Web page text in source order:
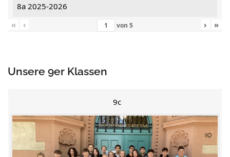
8a 2025-2026
«
‹ von 5 › »
Unsere 9er Klassen
9c